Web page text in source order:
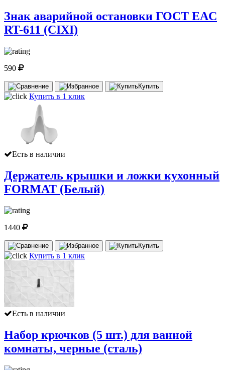
Знак аварийной остановки ГОСТ EAC
RT-611 (CIXI)
590
Купить
Купить в 1 клик
Есть в наличии
Держатель крышки и ложки кухонный
FORMAT (Белый)
1440
Купить
Купить в 1 клик
Есть в наличии
Набор крючков (5 шт.) для ванной
комнаты, черные (сталь)